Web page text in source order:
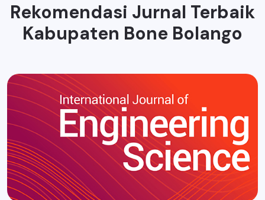
Rekomendasi Jurnal Terbaik
Kabupaten Bone Bolango